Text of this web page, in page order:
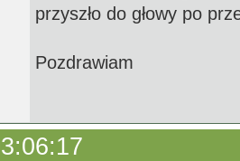
przyszło do głowy po
Pozdrawiam